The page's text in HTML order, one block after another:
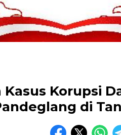
Korupsi
di